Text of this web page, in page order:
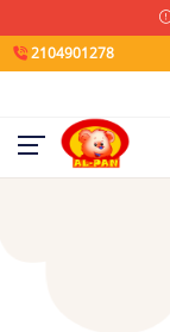
2104901278